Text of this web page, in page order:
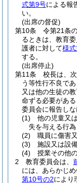
式第9号による報
い。
(出席の督促)
第10条
令第21条
るときは、教育
護者に対して様
する。
(出席停止)
第11条
校長は、
う等性行不良で
又は他の生徒の
命ずる必要があ
委員会に報告しな
(1)
他の児童又
失を与える行為
(2)
職員に傷害
(3)
施設又は設
(4)
授業その他
2
教育委員会は、
には、あらかじ
第10号の2により